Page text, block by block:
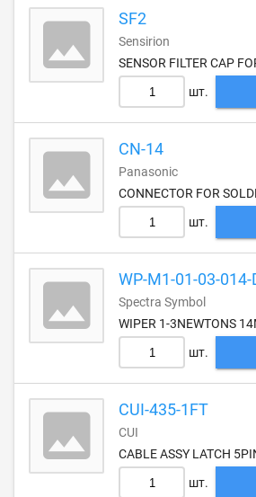
SF2
Sensirion
SENSOR FILTER CAP
шт.
CN-14
Panasonic
CONNECTOR FOR
шт.
WP-M1-01-03-014-
Spectra Symbol
WIPER 1-3NEWTONS
шт.
CUI-435-1FT
CUI
CABLE ASSY LATCH
шт.